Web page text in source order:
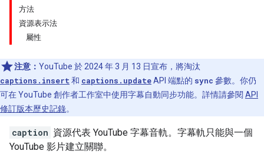
方法
資源表示法
屬性
注意： YouTube 於 2024 年 3 月 13 日宣布，將淘汰
captions.insert 和 captions.updateAPI 端點的 sync 參數。你仍
可在 YouTube 創作者工作室中使用字幕自動同步功能。詳情請參閱 API
修訂版本歷史記錄。
caption 資源代表 YouTube 字幕音軌。字幕軌只能與一個
YouTube 影片建立關聯。